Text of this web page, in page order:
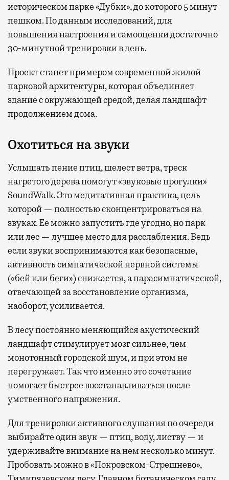
историческом парке «Дубки», до которого 5 минут
пешком. По данным исследований, для
повышения настроения и самооценки достаточно
30-минутной тренировки в день.
Проект станет примером современной жилой
парковой архитектуры, которая объединяет
здание с окружающей средой, делая ландшафт
продолжением дома.
Охотиться на звуки
Услышать пение птиц, шелест ветра, треск
нагретого дерева помогут «звуковые прогулки»
SoundWalk. Это медитативная практика, цель
которой — полностью сконцентрироваться на
звуках. Ее можно запустить где угодно, но парк
или лес — лучшее место для расслабления. Ведь
если звуки воспринимаются как безопасные,
активность симпатической нервной системы
(«бей или беги») снижается, а парасимпатической,
отвечающей за восстановление организма,
наоборот, усиливается.
В лесу постоянно меняющийся акустический
ландшафт стимулирует мозг сильнее, чем
монотонный городской шум, и при этом не
перегружает. Так что именно это сочетание
помогает быстрее восстанавливаться после
умственного напряжения.
Для тренировки активного слушания по очереди
выбирайте один звук — птиц, воду, листву — и
удерживайте внимание на нем несколько минут.
Пробовать можно в «Покровском-Стрешнево»,